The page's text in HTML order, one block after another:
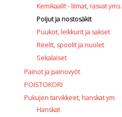
Kemikaalit - liimat, rasvat yms.
Poijut ja nostosäkit
Puukot, leikkurit ja sakset
Reelit, spoolit ja nuolet
Sekalaiset
Painot ja painovyöt
POISTOKORI
Pukujen tarvikkeet, hanskat ym.
Hanskat